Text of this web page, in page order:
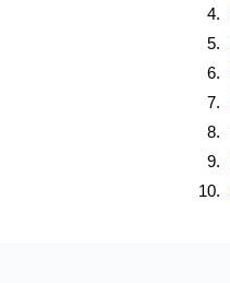
4.
5.
6.
7.
8.
9.
10.